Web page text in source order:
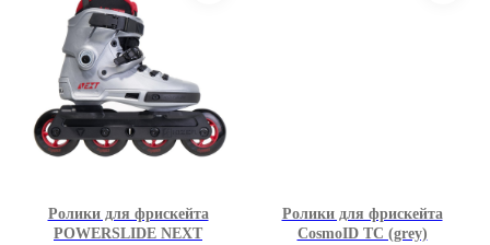
41-42
Ролики для фрискейта
POWERSLIDE NEXT
Ролики для фрискейта
CosmoID TC (grey)